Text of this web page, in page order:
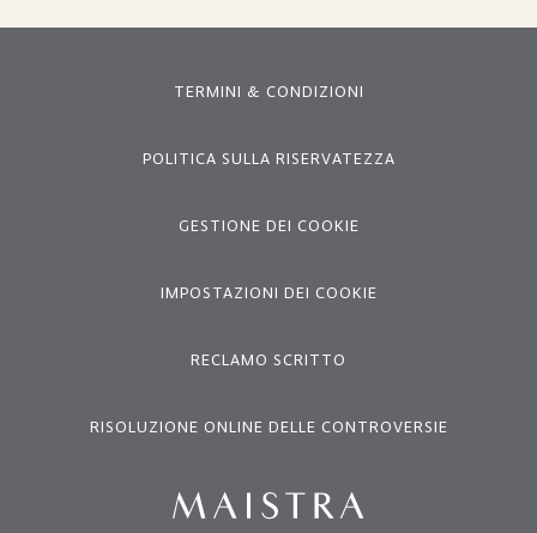
TERMINI & CONDIZIONI
POLITICA SULLA RISERVATEZZA
GESTIONE DEI COOKIE
IMPOSTAZIONI DEI COOKIE
RECLAMO SCRITTO
RISOLUZIONE ONLINE DELLE CONTROVERSIE